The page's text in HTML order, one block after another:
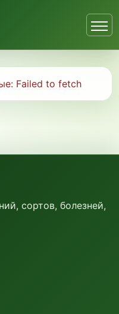
Failed to fetch
сортов, болезней,